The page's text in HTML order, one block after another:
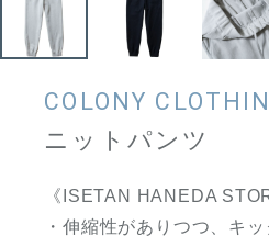
COLONY
ニットパンツ
《ISETAN HANEDA
・伸縮性がありつつ、キ